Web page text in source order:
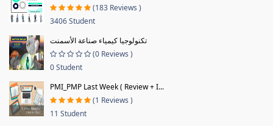
(183 Reviews )
3406 Student
تكنولوجيا كيمياء صناعة الأسمنت
(0 Reviews )
0 Student
PMI_PMP Last Week ( Review + I...
(1 Reviews )
11 Student